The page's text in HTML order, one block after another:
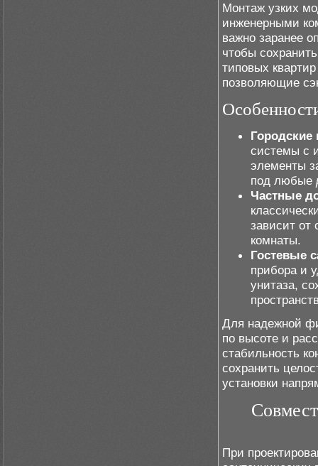
Монтаж узких
инженерными
важно заранее
чтобы
типовых
позволяющие
Городские
системы с
элементы
под любые
Частные
зависит
комнаты.
Гостевые
прибора и
унитаза,
Для надежной
по высоте и
стабильность
сохранить
установки
При